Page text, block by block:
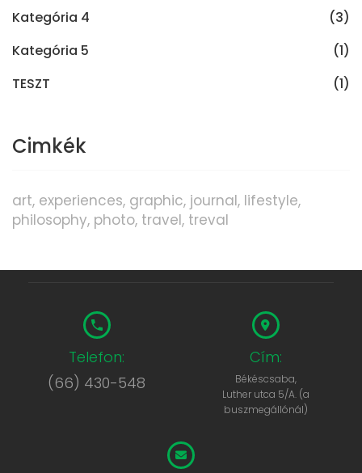
Kategória 4
(3)
Kategória 5
(1)
TESZT
(1)
Cimkék
art experiences graphic journal lifestyle
philosophy photo travel treval
Telefon:
(66) 430-548
Cím:
Békéscsaba,
Luther utca 5/A. (a
buszmegállónál)